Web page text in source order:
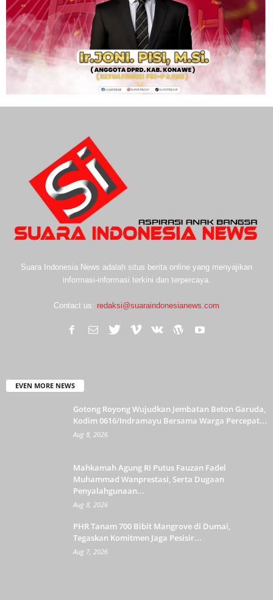
Suara Indonesia News adalah situs berita online yang menyajikan
informasi-informasi terkini dan terpercaya.
Contact us: redaksi@suaraindonesianews.com
EVEN MORE NEWS
Gotong Royong Wujudkan Jembatan Beton Garuda,
Kodim 0616/Indramayu Bersama Warga Percepat...
Aug 8, 2026
Mahkamah Agung RI Putus Fauzan Fadel
Muhammad Wanprestasi, Serta Dugaan
Penyalahgunaan...
Aug 8, 2026
PHR Tanam 700 Bibit Mangrove di Dumai,
Tegaskan Komitmen Jaga Pesisir...
Aug 7, 2026